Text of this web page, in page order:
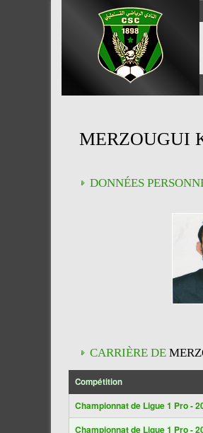
MERZOUGUI
DONNÉES
CARRIÈRE DE
Compétition
Championnat de Ligue 1 Pro -
Championnat de Ligue 1 Pro -